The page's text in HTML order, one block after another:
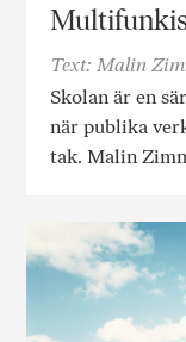
Text: Malin
Skolan är en
när publika
tak. Malin